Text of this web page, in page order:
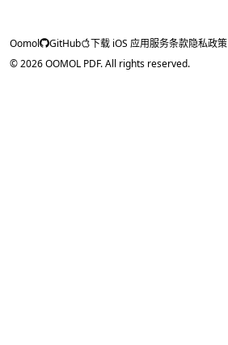
Oomol GitHub 下载 iOS 应用服务条款隐私政策
© 2026 OOMOL PDF. All rights reserved.